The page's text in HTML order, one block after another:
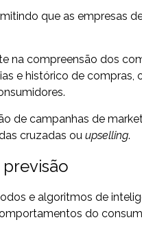
que as empresas
na compreensão dos
e histórico de
de campanhas de
cruzadas ou upselling.
e algoritmos de
do